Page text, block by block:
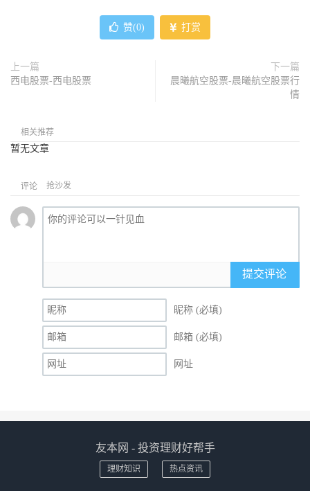
赞(0) 打赏
上一篇
西电股票-西电股票
下一篇
晨曦航空股票-晨曦航空股票行
情
相关推荐
暂无文章
评论 抢沙发
提交评论
昵称 (必填)
邮箱 (必填)
网址
友本网 - 投资理财好帮手
理财知识 热点资讯